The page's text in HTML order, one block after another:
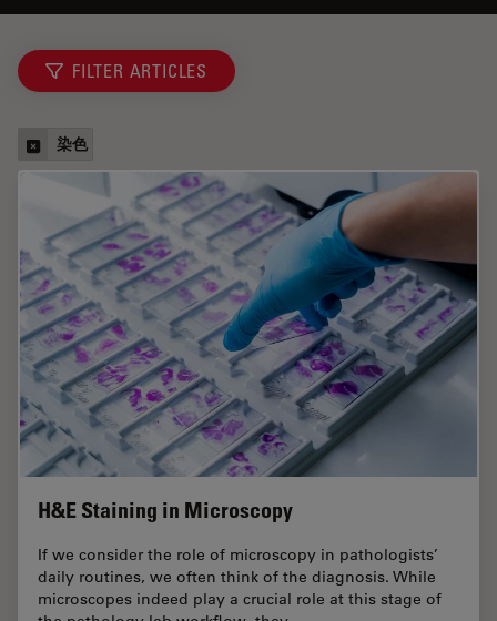
FILTER ARTICLES
染色
H&E Staining in Microscopy
If we consider the role of microscopy in pathologists’
daily routines, we often think of the diagnosis. While
microscopes indeed play a crucial role at this stage of